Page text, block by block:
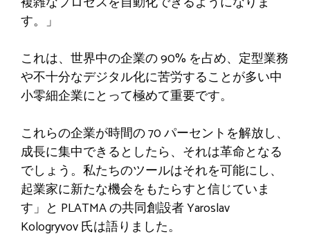
す。」
これは、世界中の企業の 90% を占め、定型業務
や不十分なデジタル化に苦労することが多い中
小零細企業にとって極めて重要です。
これらの企業が時間の 70 パーセントを解放し、
成長に集中できるとしたら、それは革命となる
でしょう。私たちのツールはそれを可能にし、
起業家に新たな機会をもたらすと信じていま
す」と PLATMA の共同創設者 Yaroslav
Kologryvov 氏は語りました。